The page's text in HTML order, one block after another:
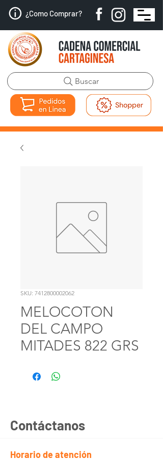
¿Como Comprar?
Buscar
SKU: 7412800002062
MELOCOTON
DEL CAMPO
MITADES 822 GRS
Contáctanos
Horario de atención